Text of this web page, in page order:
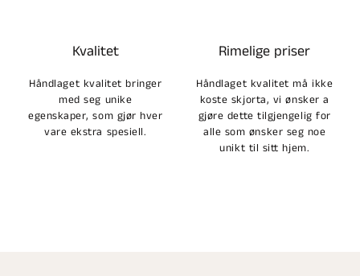
Kvalitet
Håndlaget kvalitet bringer
med seg unike
egenskaper, som gjør hver
vare ekstra spesiell.
Rimelige priser
Håndlaget kvalitet må ikke
koste skjorta, vi ønsker a
gjøre dette tilgjengelig for
alle som ønsker seg noe
unikt til sitt hjem.